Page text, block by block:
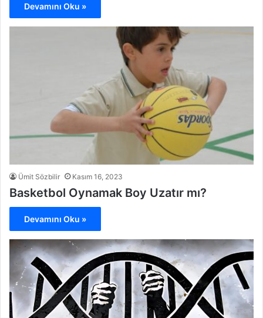
Devamını Oku »
Ümit Sözbilir Kasım 16, 2023
Basketbol Oynamak Boy Uzatır mı?
Devamını Oku »